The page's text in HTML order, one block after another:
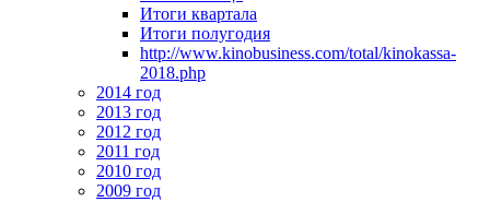
Итоги квартала
Итоги полугодия
http://www.kinobusiness.com/total/kinokassa-
2018.php
2014 год
2013 год
2012 год
2011 год
2010 год
2009 год